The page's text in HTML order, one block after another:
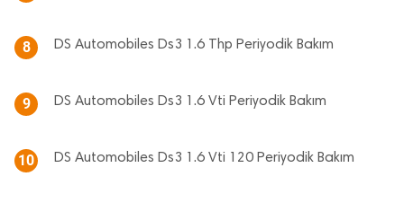
8 DS Automobiles Ds3 1.6 Thp Periyodik Bakım
9 DS Automobiles Ds3 1.6 Vti Periyodik Bakım
10 DS Automobiles Ds3 1.6 Vti 120 Periyodik Bakım